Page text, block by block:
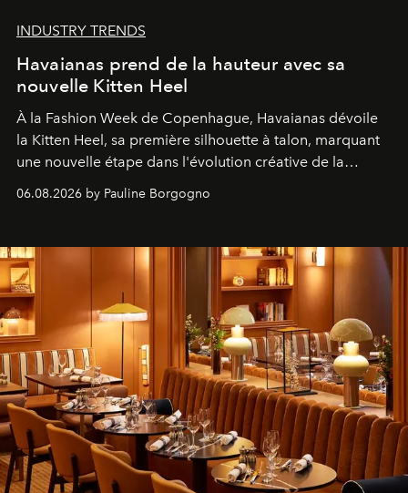
INDUSTRY TRENDS
Havaianas prend de la hauteur avec sa
nouvelle Kitten Heel
À la Fashion Week de Copenhague, Havaianas dévoile
la Kitten Heel, sa première silhouette à talon, marquant
une nouvelle étape dans l'évolution créative de la
06.08.2026 by Pauline Borgogno